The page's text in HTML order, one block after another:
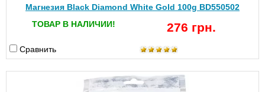
Магнезия Black Diamond White Gold 100g BD550502
ТОВАР В НАЛИЧИИ!
276 грн.
Сравнить